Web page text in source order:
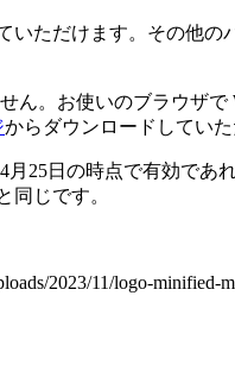
ただけます。その他の
。お使いのブラウザ
からダウンロードしていた
25日の時点で有効であ
同じです。
2023/11/logo-minified-